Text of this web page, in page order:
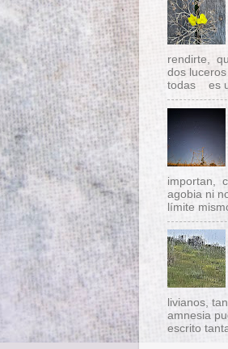
rendirte,
dos
todas es
importan,
agobia ni
límite
livianos,
amnesia
escrito